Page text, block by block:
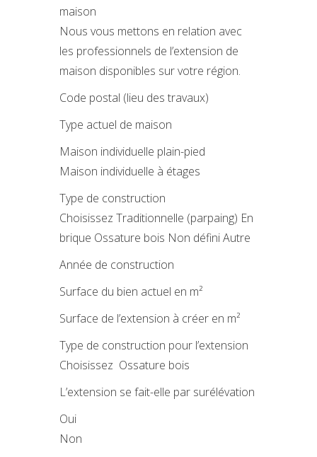
maison
Nous vous mettons en relation avec
les professionnels de l’extension de
maison disponibles sur votre région.
Code postal (lieu des travaux)
Type actuel de maison
Maison individuelle plain-pied
Maison individuelle à étages
Type de construction
Choisissez Traditionnelle (parpaing) En
brique Ossature bois Non défini Autre
Année de construction
Surface du bien actuel en m²
Surface de l’extension à créer en m²
Type de construction pour l’extension
Choisissez Ossature bois
L’extension se fait-elle par surélévation
Oui
Non